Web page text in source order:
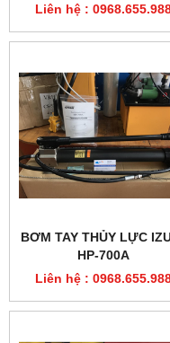
BƠM TAY THỦY LỰC
HP-700A
Liên hệ :